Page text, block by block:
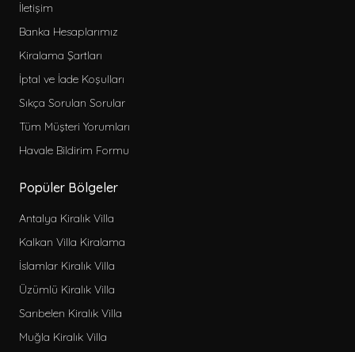
İletişim
Banka Hesaplarımız
Kiralama Şartları
İptal ve İade Koşulları
Sıkça Sorulan Sorular
Tüm Müşteri Yorumları
Havale Bildirim Formu
Popüler Bölgeler
Antalya Kiralık Villa
Kalkan Villa Kiralama
İslamlar Kiralık Villa
Üzümlü Kiralık Villa
Sarıbelen Kiralık Villa
Muğla Kiralık Villa